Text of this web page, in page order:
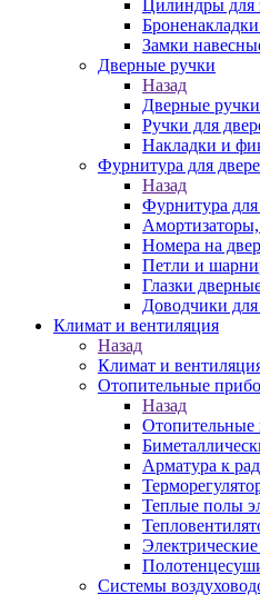
Цилиндры для
Замки
Дверные ручки
Назад
Дверные ручки
Ручки для
Накладки и
Фурнитура для
Назад
Фурнитура для
Номера на
Петли и
Глазки
Доводчики для
Климат и вентиляция
Назад
Климат и
Отопительные
Назад
Арматура к
Теплые полы
Системы